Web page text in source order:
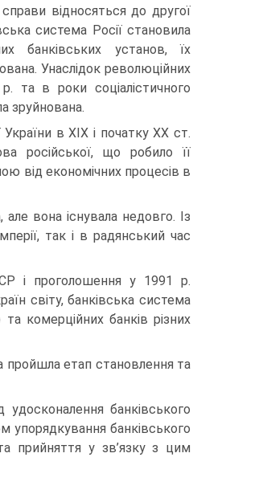
відносяться до другої
система Росії становила
банківських установ, їх
Унаслідок революційних
та в роки соціалістичного
зруйнована.
в XIX і початку XX ст.
російської, що робило її
від економічних процесів в
вона існувала недовго. Із
так і в радянський час
і проголошення у 1991 р.
світу, банківська система
комерційних банків різних
пройшла етап становлення та
банківського
упорядкування банківського
прийняття у зв’язку з цим